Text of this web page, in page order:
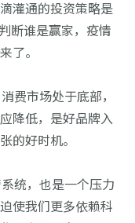
灌通的投资策略是
断谁是赢家，疫情
了。
费市场处于底部，
降低，是好品牌入
的好时机。
统，也是一个压力
使我们更多依赖科